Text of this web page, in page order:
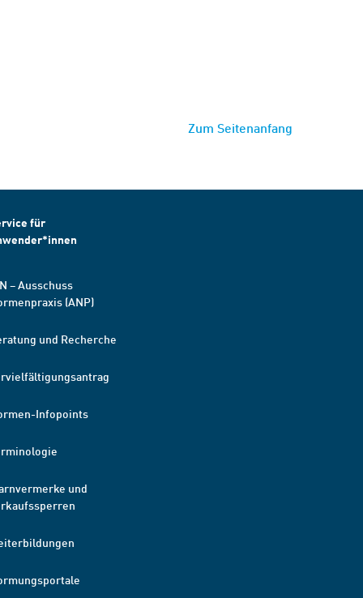
Zum Seitenanfang
für
– Ausschuss
(ANP)
und Recherche
Infopoints
und